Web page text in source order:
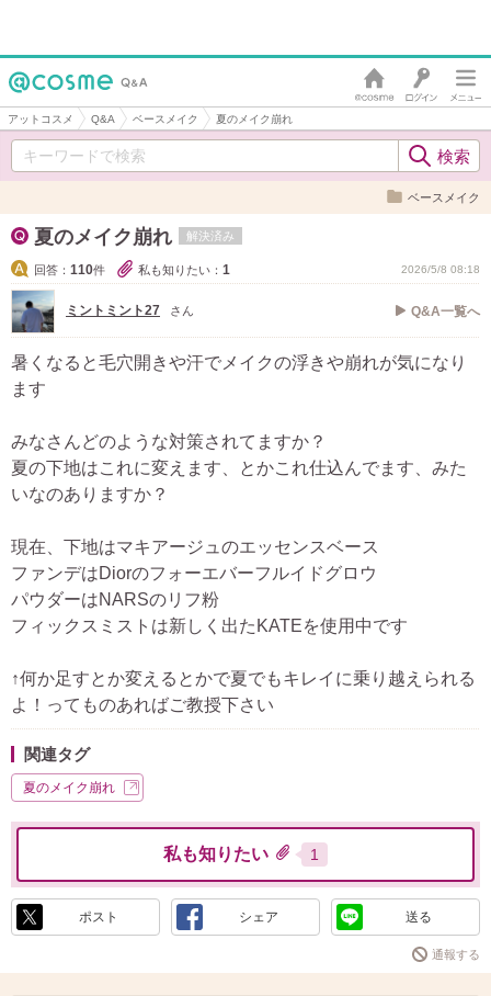
アットコスメ Q&A ベースメイク 夏のメイク崩れ
ベースメイク
夏のメイク崩れ 解決済み
回答： 110件 私も知りたい： 1 2026/5/8 08:18
ミントミント27 さん Q&A一覧へ
暑くなると毛穴開きや汗でメイクの浮きや崩れが気になり
ます
みなさんどのような対策されてますか？
夏の下地はこれに変えます、とかこれ仕込んでます、みた
いなのありますか？
現在、下地はマキアージュのエッセンスベース
ファンデはDiorのフォーエバーフルイドグロウ
パウダーはNARSのリフ粉
フィックスミストは新しく出たKATEを使用中です
↑何か足すとか変えるとかで夏でもキレイに乗り越えられる
よ！ってものあればご教授下さい
関連タグ
夏のメイク崩れ
私も知りたい 1
ポスト シェア 送る
通報する